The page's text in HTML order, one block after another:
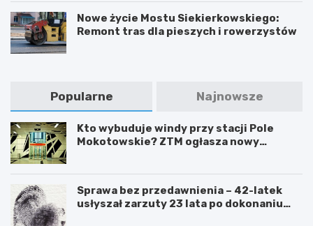
Nowe życie Mostu Siekierkowskiego:
Remont tras dla pieszych i rowerzystów
Popularne Najnowsze
Kto wybuduje windy przy stacji Pole
Mokotowskie? ZTM ogłasza nowy
Sprawa bez przedawnienia – 42-latek
usłyszał zarzuty 23 lata po dokonaniu